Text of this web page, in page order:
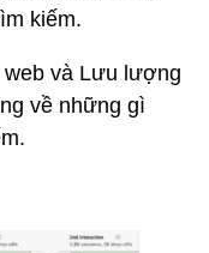
kiếm.
và Lưu lượng
về những gì